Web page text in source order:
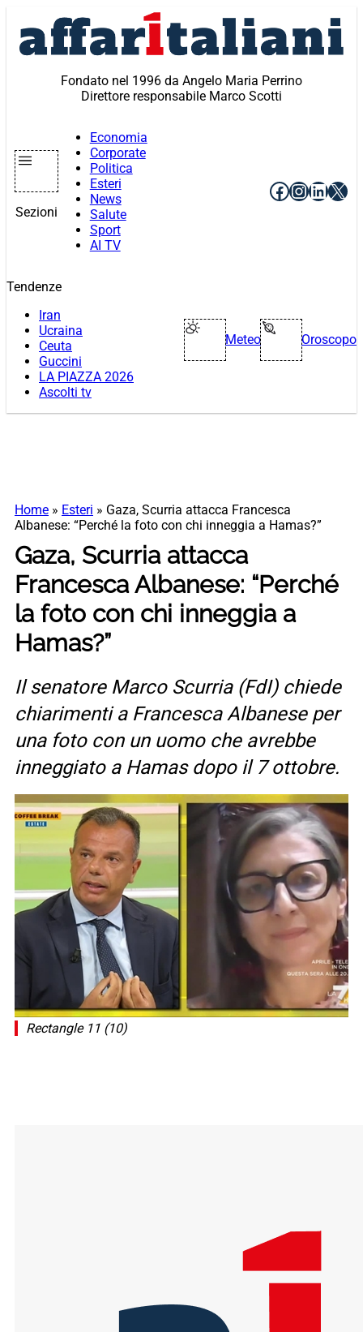
contenuto
Fondato nel 1996 da Angelo Maria Perrino
Direttore responsabile Marco Scotti
Sezioni
Economia
Corporate
Politica
Esteri
News
Salute
Sport
AI TV
Facebook
X
Tendenze
Iran
Ucraina
Ceuta
Guccini
LA PIAZZA 2026
Ascolti tv
Meteo Oroscopo
Home » Esteri » Gaza, Scurria attacca Francesca
Albanese: “Perché la foto con chi inneggia a Hamas?”
Gaza, Scurria attacca
Francesca Albanese: “Perché
la foto con chi inneggia a
Hamas?”
Il senatore Marco Scurria (FdI) chiede
chiarimenti a Francesca Albanese per
una foto con un uomo che avrebbe
inneggiato a Hamas dopo il 7 ottobre.
Rectangle 11 (10)